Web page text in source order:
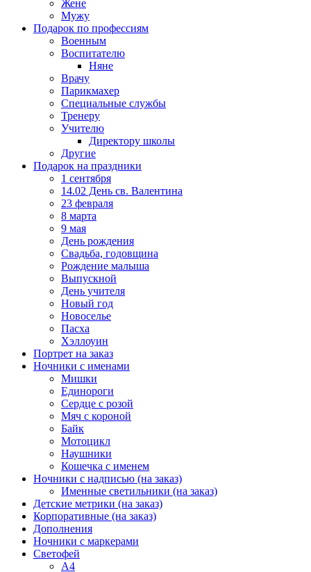
Жене
Мужу
Подарок по профессиям
Военным
Воспитателю
Няне
Врачу
Парикмахер
Специальные службы
Тренеру
Учителю
Директору школы
Другие
Подарок на праздники
1 сентября
14.02 День св. Валентина
23 февраля
8 марта
9 мая
День рождения
Свадьба, годовщина
Рождение малыша
Выпускной
День учителя
Новый год
Новоселье
Пасха
Хэллоуин
Портрет на заказ
Ночники с именами
Мишки
Единороги
Сердце с розой
Мяч с короной
Байк
Мотоцикл
Наушники
Кошечка с именем
Ночники с надписью (на заказ)
Именные светильники (на заказ)
Детские метрики (на заказ)
Корпоративные (на заказ)
Дополнения
Ночники с маркерами
Светофей
А4